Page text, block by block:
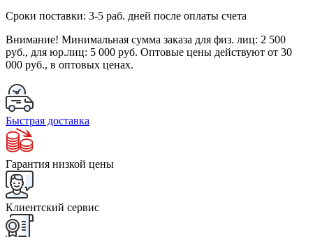
Сроки поставки: 3-5 раб. дней после оплаты счета
Внимание! Минимальная сумма заказа для физ. лиц: 2 500
руб., для юр.лиц: 5 000 руб. Оптовые цены действуют от 30
000 руб., в оптовых ценах.
Быстрая доставка
Гарантия низкой цены
Клиентский сервис